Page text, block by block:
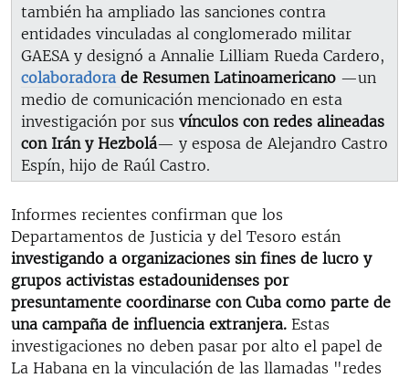
también ha ampliado las sanciones contra
entidades vinculadas al conglomerado militar
GAESA y designó a Annalie Lilliam Rueda Cardero,
colaboradora de Resumen Latinoamericano —un
medio de comunicación mencionado en esta
investigación por sus vínculos con redes alineadas
con Irán y Hezbolá— y esposa de Alejandro Castro
Espín, hijo de Raúl Castro.
Informes recientes confirman que los
Departamentos de Justicia y del Tesoro están
investigando a organizaciones sin fines de lucro y
grupos activistas estadounidenses por
presuntamente coordinarse con Cuba como parte de
una campaña de influencia extranjera. Estas
investigaciones no deben pasar por alto el papel de
La Habana en la vinculación de las llamadas "redes